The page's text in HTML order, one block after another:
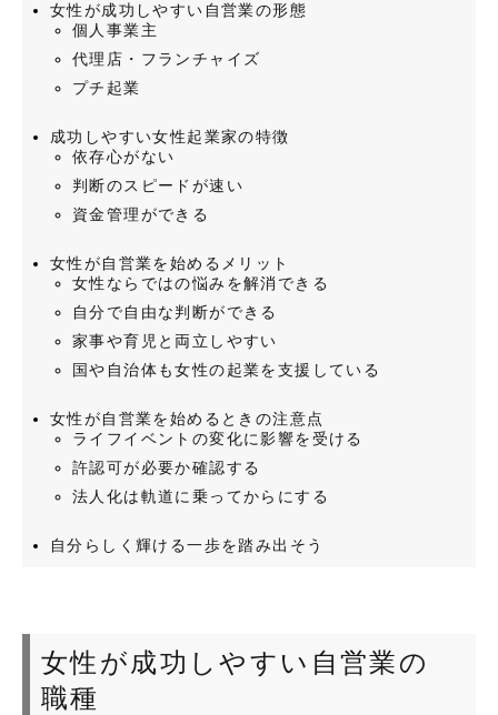
女性が成功しやすい自営業の形態
個人事業主
代理店・フランチャイズ
プチ起業
成功しやすい女性起業家の特徴
依存心がない
判断のスピードが速い
資金管理ができる
女性が自営業を始めるメリット
女性ならではの悩みを解消できる
自分で自由な判断ができる
家事や育児と両立しやすい
国や自治体も女性の起業を支援している
女性が自営業を始めるときの注意点
ライフイベントの変化に影響を受ける
許認可が必要か確認する
法人化は軌道に乗ってからにする
自分らしく輝ける一歩を踏み出そう
女性が成功しやすい自営業の
職種